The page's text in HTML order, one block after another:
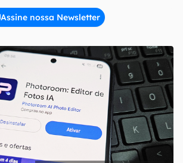
Assine nossa Newsletter